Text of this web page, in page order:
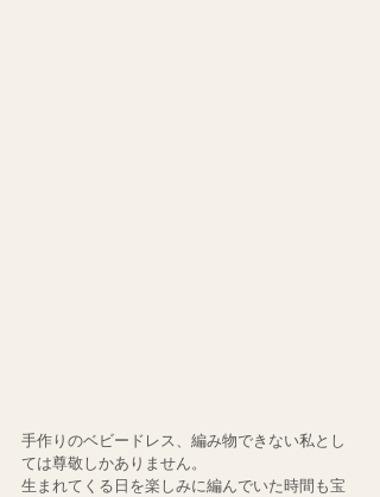
手作りのベビードレス、編み物できない私とし
ては尊敬しかありません。
生まれてくる日を楽しみに編んでいた時間も宝